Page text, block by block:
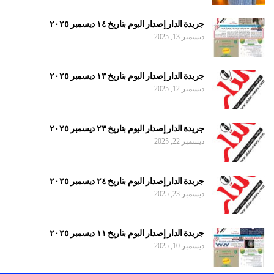
جريدة الدار إصدار اليوم بتاريخ ١٤ ديسمبر ٢٠٢٥
ديسمبر 13, 2025
جريدة الدار إصدار اليوم بتاريخ ١٣ ديسمبر ٢٠٢٥
ديسمبر 12, 2025
جريدة الدار إصدار اليوم بتاريخ ٢٣ ديسمبر ٢٠٢٥
ديسمبر 22, 2025
جريدة الدار إصدار اليوم بتاريخ ٢٤ ديسمبر ٢٠٢٥
ديسمبر 23, 2025
جريدة الدار إصدار اليوم بتاريخ ١١ ديسمبر ٢٠٢٥
ديسمبر 10, 2025